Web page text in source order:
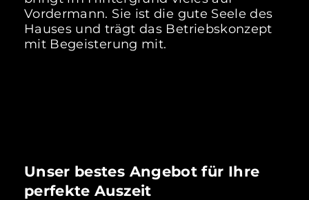
Vordermann. Sie ist die gute Seele des
Hauses und trägt das Betriebskonzept
mit Begeisterung mit.
Unser bestes Angebot für Ihre
perfekte Auszeit